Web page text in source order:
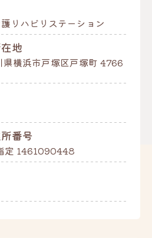
リハビリステーション
地
横浜市戸塚区戸塚町 4766
番号
定 1461090448